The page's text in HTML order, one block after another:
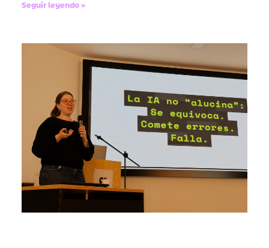
Seguir leyendo »